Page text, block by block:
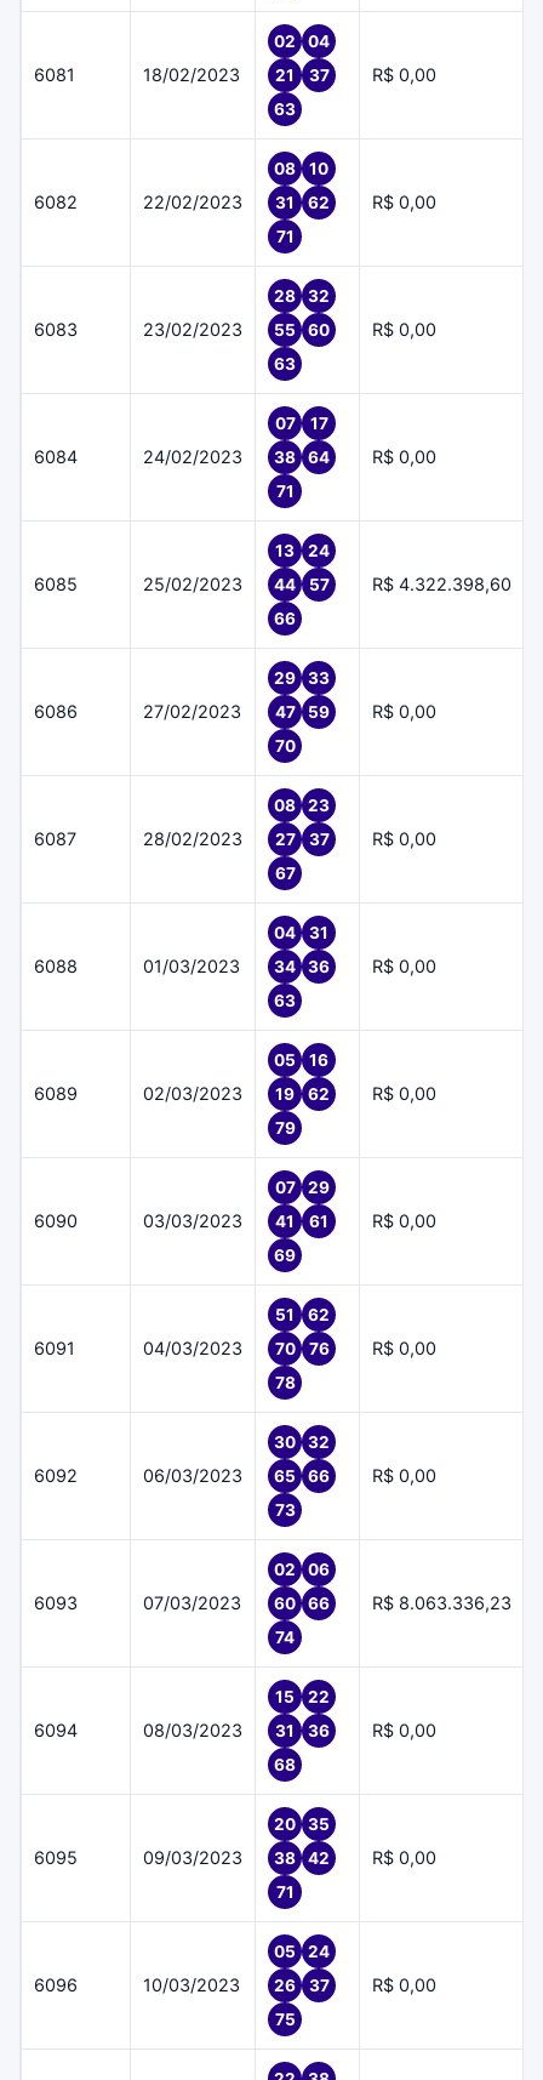
6081 18/02/2023
02
04
21
37
63
R$ 0,00
6082 22/02/2023
08
10
31
62
71
R$ 0,00
6083 23/02/2023
28
32
55
60
63
R$ 0,00
6084 24/02/2023
07
17
38
64
71
R$ 0,00
6085 25/02/2023
13
24
44
57
66
R$ 4.322.398,60
6086 27/02/2023
29
33
47
59
70
R$ 0,00
6087 28/02/2023
08
23
27
37
67
R$ 0,00
6088 01/03/2023
04
31
34
36
63
R$ 0,00
6089 02/03/2023
05
16
19
62
79
R$ 0,00
6090 03/03/2023
07
29
41
61
69
R$ 0,00
6091 04/03/2023
51
62
70
76
78
R$ 0,00
6092 06/03/2023
30
32
65
66
73
R$ 0,00
6093 07/03/2023
02
06
60
66
74
R$ 8.063.336,23
6094 08/03/2023
15
22
31
36
68
R$ 0,00
6095 09/03/2023
20
35
38
42
71
R$ 0,00
6096 10/03/2023
05
24
26
37
75
R$ 0,00